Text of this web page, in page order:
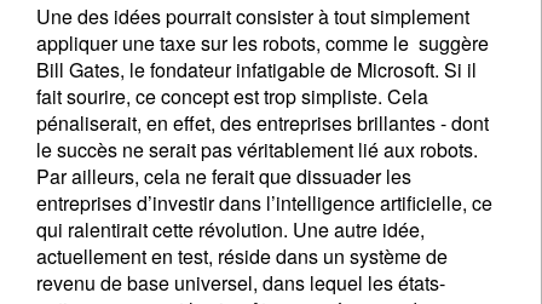
Une des idées pourrait consister à tout simplement
appliquer une taxe sur les robots, comme le suggère
Bill Gates, le fondateur infatigable de Microsoft. Si il
fait sourire, ce concept est trop simpliste. Cela
pénaliserait, en effet, des entreprises brillantes - dont
le succès ne serait pas véritablement lié aux robots.
Par ailleurs, cela ne ferait que dissuader les
entreprises d’investir dans l’intelligence artificielle, ce
qui ralentirait cette révolution. Une autre idée,
actuellement en test, réside dans un système de
revenu de base universel, dans lequel les états-